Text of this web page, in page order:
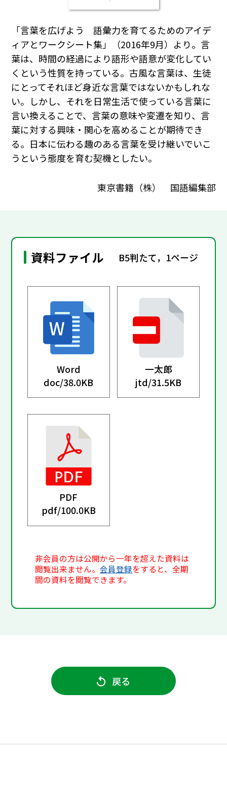
「言葉を広げよう 語彙力を育てるためのアイデ
ィアとワークシート集」（2016年9月）より。言
葉は、時間の経過により語形や語意が変化してい
くという性質を持っている。古風な言葉は、生徒
にとってそれほど身近な言葉ではないかもしれな
い。しかし、それを日常生活で使っている言葉に
言い換えることで、言葉の意味や変遷を知り、言
葉に対する興味・関心を高めることが期待でき
る。日本に伝わる趣のある言葉を受け継いでいこ
うという態度を育む契機としたい。
東京書籍（株） 国語編集部
資料ファイル B5判たて，1ページ
Word
doc/38.0KB
一太郎
jtd/31.5KB
PDF
pdf/100.0KB
非会員の方は公開から一年を超えた資料は
閲覧出来ません。会員登録をすると、全期
間の資料を閲覧できます。
戻る